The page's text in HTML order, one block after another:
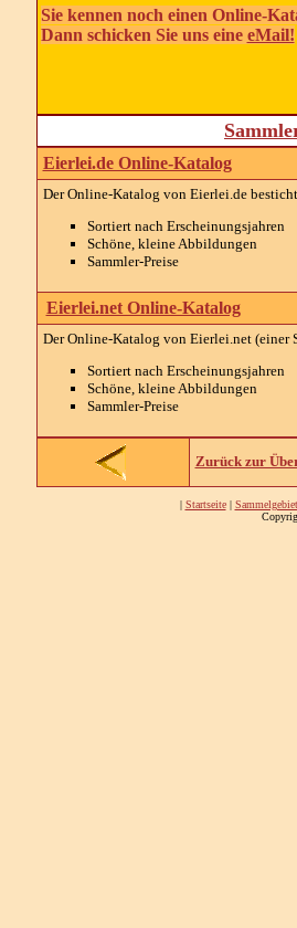
Sie kennen noch einen Online-
Dann schicken Sie uns eine eMail!
Eierlei.de Online-Katalog
Der Online-Katalog von Eierlei.de
Sortiert nach Erscheinungsjahren
Schöne, kleine Abbildungen
Sammler-Preise
Eierlei.net Online-Katalog
Der Online-Katalog von Eierlei.net (einer
Sortiert nach Erscheinungsjahren
Schöne, kleine Abbildungen
Sammler-Preise
Zurück zur
| Startseite|